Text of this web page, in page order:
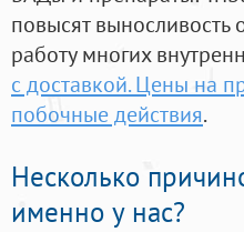
повысят выносливость
работу многих
с доставкой. Цены на
побочные действия.
Несколько
именно у нас?